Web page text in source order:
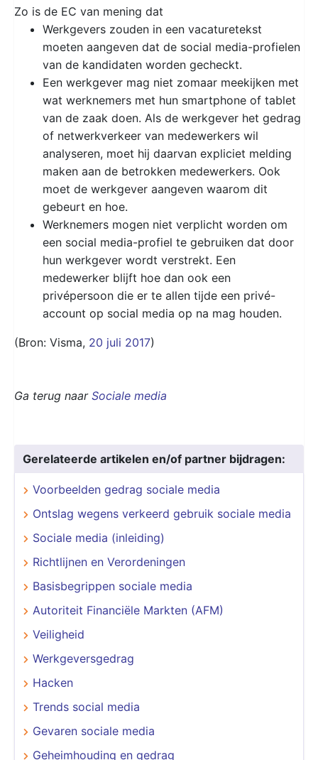
Zo is de EC van mening dat
Werkgevers zouden in een vacaturetekst
moeten aangeven dat de social media-profielen
van de kandidaten worden gecheckt.
Een werkgever mag niet zomaar meekijken met
wat werknemers met hun smartphone of tablet
van de zaak doen. Als de werkgever het gedrag
of netwerkverkeer van medewerkers wil
analyseren, moet hij daarvan expliciet melding
maken aan de betrokken medewerkers. Ook
moet de werkgever aangeven waarom dit
gebeurt en hoe.
Werknemers mogen niet verplicht worden om
een social media-profiel te gebruiken dat door
hun werkgever wordt verstrekt. Een
medewerker blijft hoe dan ook een
privépersoon die er te allen tijde een privé-
account op social media op na mag houden.
(Bron: Visma, 20 juli 2017)
Ga terug naar Sociale media
Gerelateerde artikelen en/of partner bijdragen:
Voorbeelden gedrag sociale media
Ontslag wegens verkeerd gebruik sociale media
Sociale media (inleiding)
Richtlijnen en Verordeningen
Basisbegrippen sociale media
Autoriteit Financiële Markten (AFM)
Veiligheid
Werkgeversgedrag
Hacken
Trends social media
Gevaren sociale media
Geheimhouding en gedrag